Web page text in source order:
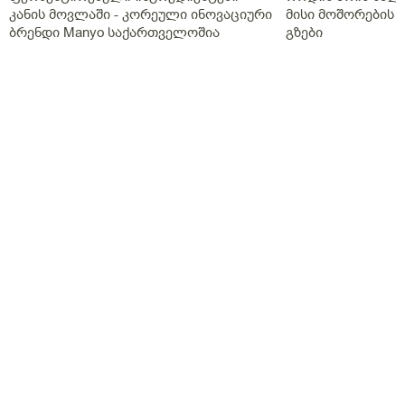
გონორეა ან სიფილისი ანსოკო იმიტორო მყრალი
სუნი აგარ აქ Შარდს მხოლოდ მეორე მესამე დᲦეს
კანის მოვლაში - კორეული ინოვაციური
ბრენდი Manyo საქართველოშია
მისი მოშორების
გზები